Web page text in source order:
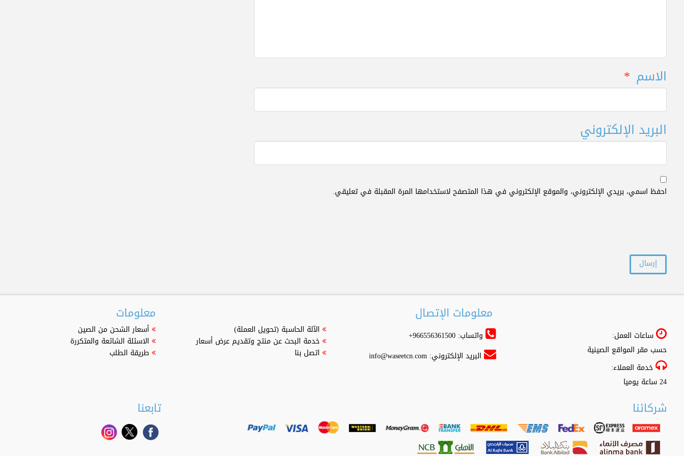
الاسم *
البريد الإلكتروني
احفظ اسمي، بريدي الإلكتروني، والموقع الإلكتروني في هذا المتصفح لاستخدامها المرة المقبلة في تعليقي.
معلومات
أسعار الشحن من الصين
الاسئلة الشائعة والمتكررة
طريقة الطلب
الآلة الحاسبة (تحويل العملة)
خدمة البحث عن منتج وتقديم عرض أسعار
اتصل بنا
معلومات الإتصال
واتساب: 966556361500+
البريد الإلكتروني: info@waseetcn.com
ساعات العمل:
حسب مقر المواقع الصينية
خدمة العملاء:
24 ساعة يوميا
تابعنا شركائنا